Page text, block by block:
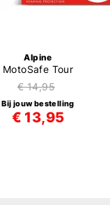
Alpine
MotoSafe Tour
€ 14,95
Bij jouw bestelling
€ 13,95